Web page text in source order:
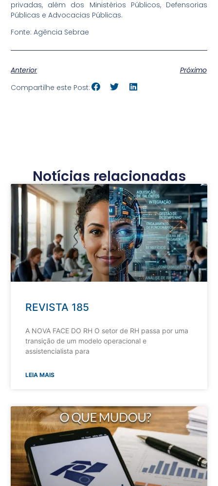
privadas, além dos Ministérios Públicos, Defensorias
Públicas e Advocacias Públicas.
Fonte: Agência Sebrae
Anterior
Próximo
Compartilhe este Post:
Notícias relacionadas
REVISTA 185
A NOVA FACE DO RH O setor de RH passa por uma
transição de um modelo operacional e
assistencialista para
LEIA MAIS